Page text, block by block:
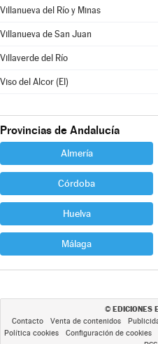
Villanueva del Río y Minas
Villanueva de San Juan
Villaverde del Río
Viso del Alcor (El)
Provincias de Andalucía
Almería
Córdoba
Huelva
Málaga
© EDICIONES
Contacto Venta de contenidos
Política cookies
Configuración de cookies